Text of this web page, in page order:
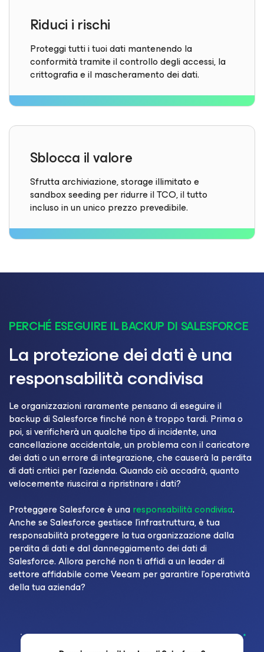
Riduci i rischi
Proteggi tutti i tuoi dati mantenendo la
conformità tramite il controllo degli accessi, la
crittografia e il mascheramento dei dati.
Sblocca il valore
Sfrutta archiviazione, storage illimitato e
sandbox seeding per ridurre il TCO, il tutto
incluso in un unico prezzo prevedibile.
PERCHÉ ESEGUIRE IL BACKUP DI SALESFORCE
La protezione dei dati è una
responsabilità condivisa
Le organizzazioni raramente pensano di eseguire il
backup di Salesforce finché non è troppo tardi. Prima o
poi, si verificherà un qualche tipo di incidente, una
cancellazione accidentale, un problema con il caricatore
dei dati o un errore di integrazione, che causerà la perdita
di dati critici per l'azienda. Quando ciò accadrà, quanto
velocemente riuscirai a ripristinare i dati?
Proteggere Salesforce è unaresponsabilità condivisa.
Anche se Salesforce gestisce l'infrastruttura, è tua
responsabilità proteggere la tua organizzazione dalla
perdita di dati e dal danneggiamento dei dati di
Salesforce. Allora perché non ti affidi a un leader di
settore affidabile come Veeam per garantire l'operatività
della tua azienda?